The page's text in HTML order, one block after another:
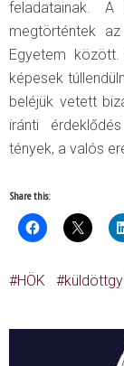
feladatainak.
megtörténtek
Egyetem
képesek
beléjük vetett
iránti
tények, a valós
Share this:
HÖK